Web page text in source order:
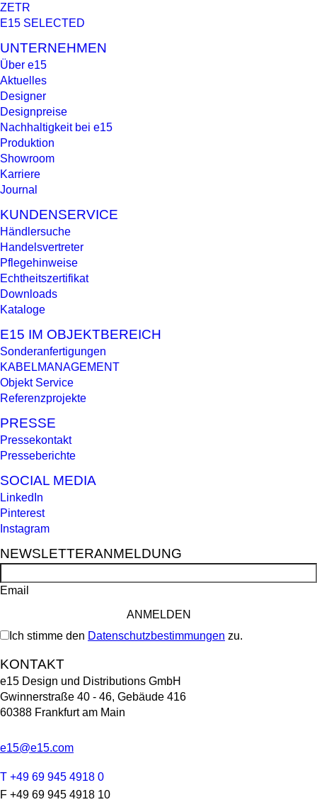
ZETR
E15 SELECTED
UNTERNEHMEN
Über e15
Aktuelles
Designer
Designpreise
Nachhaltigkeit bei e15
Produktion
Showroom
Karriere
Journal
KUNDENSERVICE
Händlersuche
Handelsvertreter
Pflegehinweise
Echtheitszertifikat
Downloads
Kataloge
E15 IM OBJEKTBEREICH
Sonderanfertigungen
KABELMANAGEMENT
Objekt Service
Referenzprojekte
PRESSE
Pressekontakt
Presseberichte
SOCIAL MEDIA
LinkedIn
Pinterest
Instagram
NEWSLETTERANMELDUNG
Email
Ich stimme den Datenschutzbestimmungen zu.
KONTAKT
e15 Design und Distributions GmbH
Gwinnerstraße 40 - 46, Gebäude 416
60388 Frankfurt am Main
e15@e15.com
T +49 69 945 4918 0
F +49 69 945 4918 10